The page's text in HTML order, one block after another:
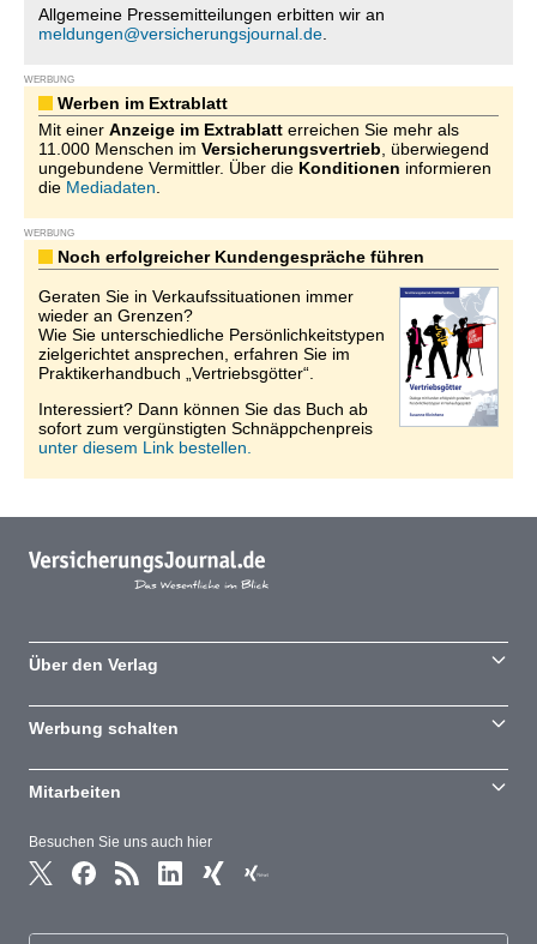
Allgemeine Pressemitteilungen erbitten wir an
meldungen@versicherungsjournal.de
WERBUNG
Werben im Extrablatt
Mit einer Anzeige im Extrablatt erreichen Sie mehr als
11.000 Menschen im Versicherungsvertrieb , überwiegend
ungebundene Vermittler. Über die Konditionen informieren
die Mediadaten
WERBUNG
Noch erfolgreicher Kundengespräche führen
Geraten Sie in Verkaufssituationen immer
wieder an Grenzen?
Wie Sie unterschiedliche Persönlichkeitstypen
zielgerichtet ansprechen, erfahren Sie im
Praktikerhandbuch „Vertriebsgötter“.
Interessiert? Dann können Sie das Buch ab
sofort zum vergünstigten Schnäppchenpreis
unter diesem Link bestellen.
Besuchen Sie uns auch hier
Über den Verlag
Werbung schalten
Mitarbeiten